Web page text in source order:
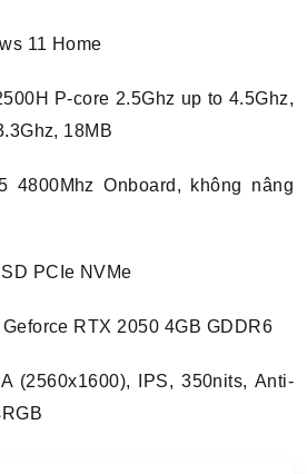
11 Home
P-core 2.5Ghz up to 4.5Ghz,
18MB
4800Mhz Onboard, không nâng
PCIe NVMe
RTX 2050 4GB GDDR6
(2560x1600), IPS, 350nits, Anti-